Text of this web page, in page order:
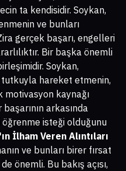
ta kendisidir. Soykan,
ve bunları
gerçek başarı, engelleri
Bir başka önemli
Soykan,
hareket etmenin,
motivasyon kaynağı
arkasında
isteği olduğunu
İlham Veren Alıntıları
ve bunları birer fırsat
önemli. Bu bakış açısı,